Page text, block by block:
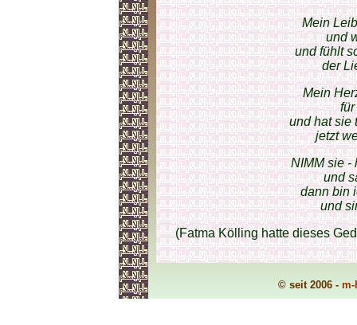
Mein
und
und fühlt
der
Mein
und hat sie
jetzt
NIMM sie -
und
dann bin
und
(Fatma Kölling hatte dieses
© seit 2006 - m-